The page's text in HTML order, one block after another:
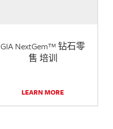
GIA NextGem™ 钻石零
售 培训
LEARN MORE